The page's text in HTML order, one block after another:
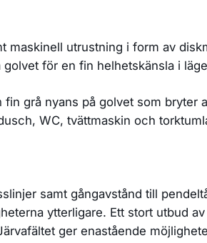
utrustning i form av
för en fin helhetskänsla i
grå nyans på golvet som bryter
WC, tvättmaskin och
samt gångavstånd till
ytterligare. Ett stort utbud
ger enastående